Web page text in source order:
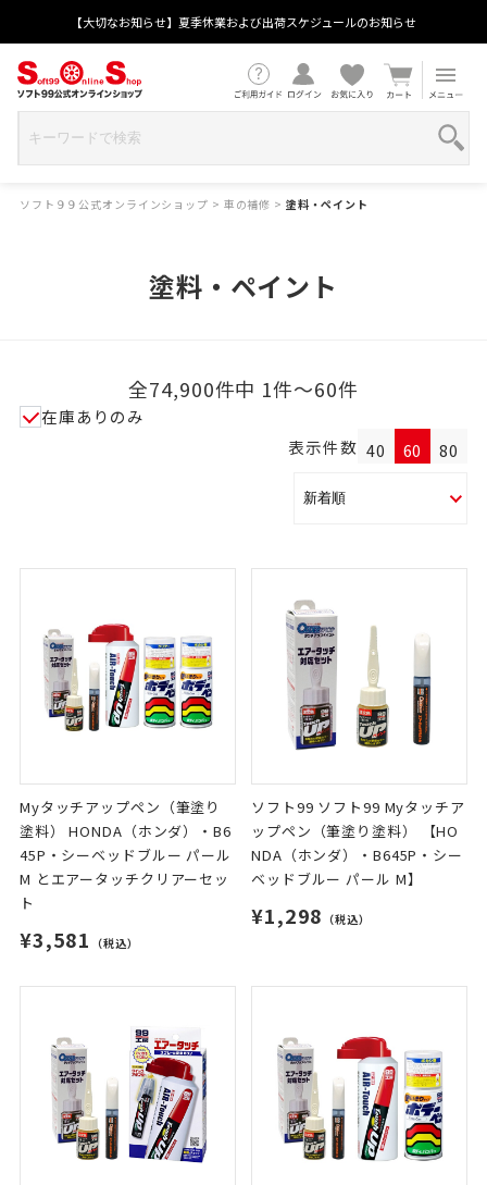
【大切なお知らせ】夏季休業および出荷スケジュールのお知らせ
ソフト９９公式オンラインショップ > 車の補修 > 塗料・ペイント
塗料・ペイント
全74,900件中 1件～60件
在庫ありのみ
表示件数 40 60 80
Myタッチアップペン（筆塗り
塗料） HONDA（ホンダ）・B6
45P・シーベッドブルー パール
M とエアータッチクリアーセッ
ト
¥3,581 （税込）
ソフト99 ソフト99 Myタッチア
ップペン（筆塗り塗料） 【HO
NDA（ホンダ）・B645P・シー
ベッドブルー パール M】
¥1,298 （税込）